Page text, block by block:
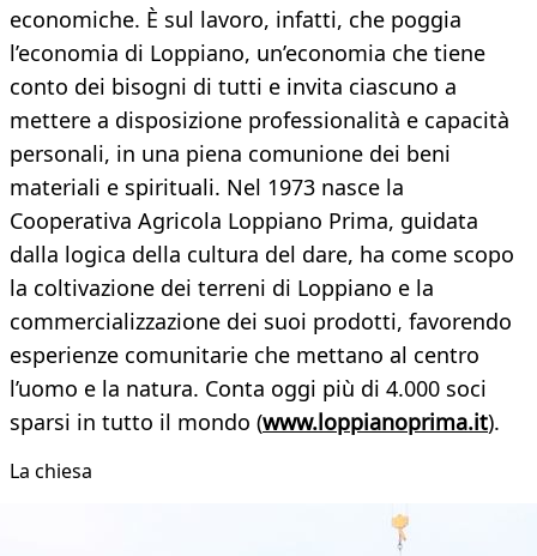
economiche. È sul lavoro, infatti, che poggia
l’economia di Loppiano, un’economia che tiene
conto dei bisogni di tutti e invita ciascuno a
mettere a disposizione professionalità e capacità
personali, in una piena comunione dei beni
materiali e spirituali. Nel 1973 nasce la
Cooperativa Agricola Loppiano Prima, guidata
dalla logica della cultura del dare, ha come scopo
la coltivazione dei terreni di Loppiano e la
commercializzazione dei suoi prodotti, favorendo
esperienze comunitarie che mettano al centro
l’uomo e la natura. Conta oggi più di 4.000 soci
sparsi in tutto il mondo (www.loppianoprima.it).
La chiesa